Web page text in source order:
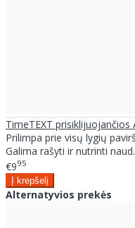
TimeTEXT
Prilimpa prie visų lygių
Galima rašyti ir nutrinti
€995
Alternatyvios prekės